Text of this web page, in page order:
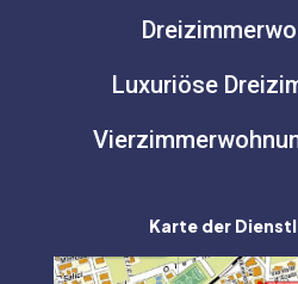
Luxuriöse
Karte der